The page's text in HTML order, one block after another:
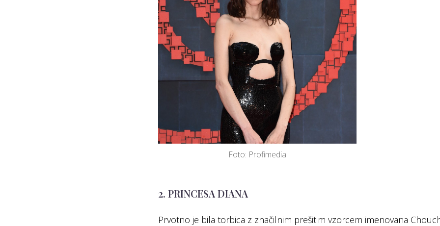
Foto: Profimedia
2. PRINCESA DIANA
Prvotno je bila torbica z značilnim prešitim vzorcem imenovana